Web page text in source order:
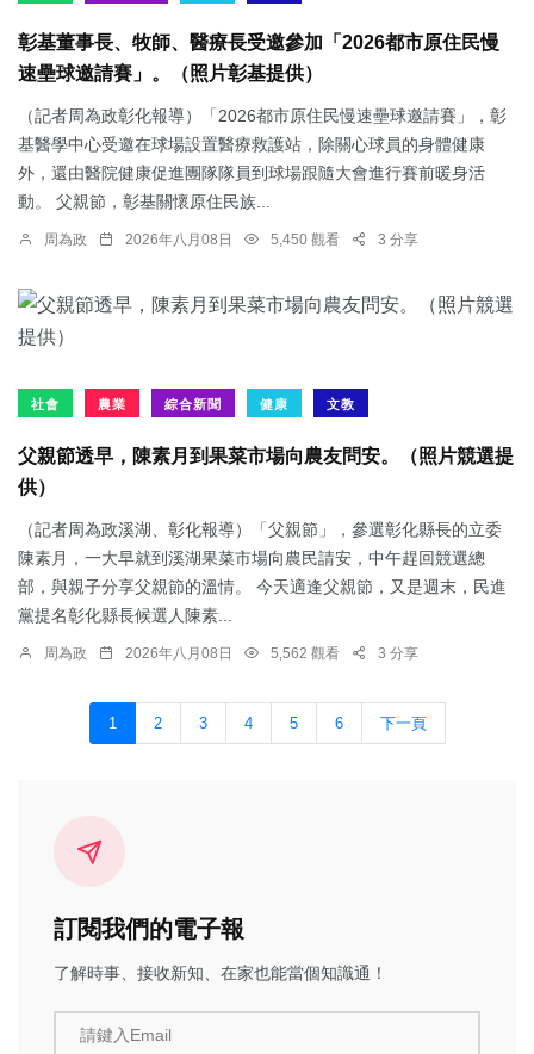
彰基董事長、牧師、醫療長受邀參加「2026都市原住民慢
速壘球邀請賽」。（照片彰基提供）
（記者周為政彰化報導）「2026都市原住民慢速壘球邀請賽」，彰
基醫學中心受邀在球場設置醫療救護站，除關心球員的身體健康
外，還由醫院健康促進團隊隊員到球場跟隨大會進行賽前暖身活
動。 父親節，彰基關懷原住民族...
周為政 2026年八月08日 5,450 觀看 3 分享
社會 農業 綜合新聞 健康 文教
父親節透早，陳素月到果菜市場向農友問安。（照片競選提
供）
（記者周為政溪湖、彰化報導）「父親節」，參選彰化縣長的立委
陳素月，一大早就到溪湖果菜市場向農民請安，中午趕回競選總
部，與親子分享父親節的溫情。 今天適逢父親節，又是週末，民進
黨提名彰化縣長候選人陳素...
周為政 2026年八月08日 5,562 觀看 3 分享
1 2 3 4 5 6 下一頁
訂閱我們的電子報
了解時事、接收新知、在家也能當個知識通！
請鍵入Email